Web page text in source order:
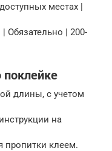
местах |
Обязательно | 200-
поклейке
длины, с учетом
на
пропитки клеем.